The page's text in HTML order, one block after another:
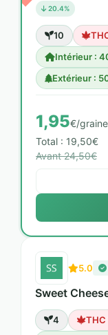
20.4%
10
Intérieur :
Extérieur :
1,95€/graine
Total : 19,50€
Avant 24,50€
5.0
Sweet
4 THC